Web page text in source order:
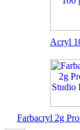
Acryl
Farbacryl 2g